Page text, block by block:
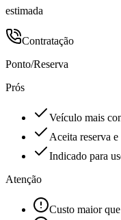
estimada
Contratação
Ponto/Reserva
Prós
Veículo mais
Aceita reserva e
Indicado para
Atenção
Custo maior